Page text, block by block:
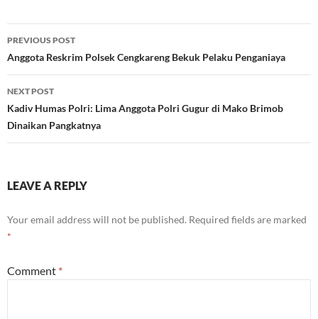
Post
navigation
PREVIOUS POST
Anggota Reskrim Polsek Cengkareng Bekuk Pelaku Penganiaya
NEXT POST
Kadiv Humas Polri: Lima Anggota Polri Gugur di Mako Brimob
Dinaikan Pangkatnya
LEAVE A REPLY
Your email address will not be published. Required fields are marked
*
Comment *